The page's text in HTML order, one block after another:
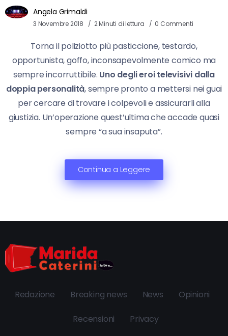
Angela Grimaldi
3 Novembre 2018 2 Minuti di lettura 0 Commenti
Torna il poliziotto più pasticcione, testardo,
opportunista, goffo, inconsapevolmente comico ma
sempre incorruttibile. Uno degli eroi televisivi dalla
doppia personalità, sempre pronto a mettersi nei guai
per cercare di trovare i colpevoli e assicurarli alla
giustizia. Un’operazione quest’ultima che accade quasi
sempre “a sua insaputa”.
Continua a Leggere
Redazione Breaking news News Opinioni
Recensioni Privacy